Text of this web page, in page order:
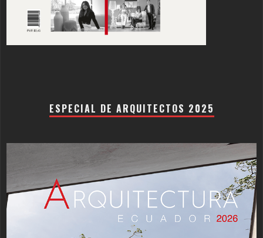
ESPECIAL DE ARQUITECTOS 2025